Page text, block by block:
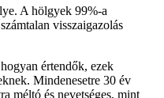
A hölgyek 99%-a
visszaigazolás
értendők, ezek
Mindenesetre 30 év
méltó és nevetséges, mint